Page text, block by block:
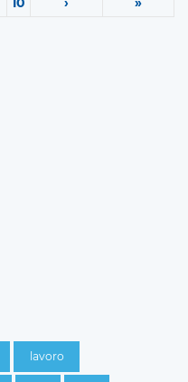
lavoro